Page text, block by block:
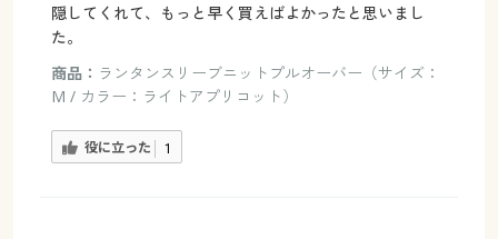
隠してくれて、もっと早く買えばよかったと思いまし
た。
商品： ランタンスリーブニットプルオーバー（サイズ：
M / カラー：ライトアプリコット）
役に立った 1